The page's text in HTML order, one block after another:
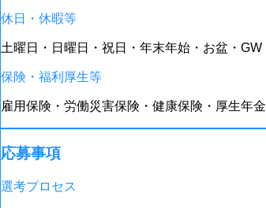
休日・休暇等
土曜日・日曜日・祝日・年末年始・お盆・GW
保険・福利厚生等
雇用保険・労働災害保険・健康保険・厚生年金
応募事項
選考プロセス